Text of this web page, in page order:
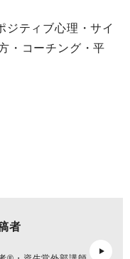
ティブ心理・サイ
・コーチング・平
者